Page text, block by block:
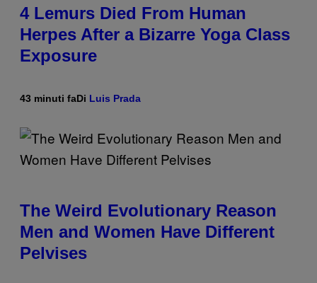
4 Lemurs Died From Human
Herpes After a Bizarre Yoga Class
Exposure
43 minuti faDi Luis Prada
The Weird Evolutionary Reason
Men and Women Have Different
Pelvises